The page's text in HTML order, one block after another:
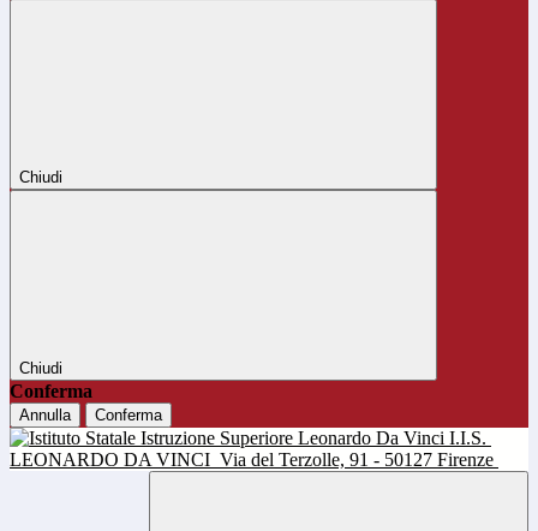
Chiudi
Chiudi
Conferma
Annulla Conferma
I.I.S.
LEONARDO DA VINCI Via del Terzolle, 91 - 50127 Firenze